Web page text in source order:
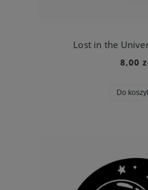
Lost in the
8,00
Do